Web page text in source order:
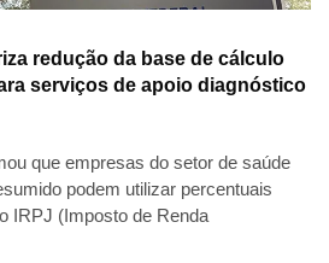
redução da base de cálculo
serviços de apoio diagnóstico
que empresas do setor de saúde
podem utilizar percentuais
IRPJ (Imposto de Renda